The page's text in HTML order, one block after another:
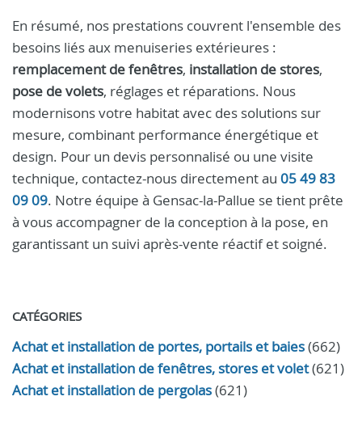
En résumé, nos prestations couvrent l'ensemble des
besoins liés aux menuiseries extérieures :
remplacement de fenêtres, installation de stores,
pose de volets, réglages et réparations. Nous
modernisons votre habitat avec des solutions sur
mesure, combinant performance énergétique et
design. Pour un devis personnalisé ou une visite
technique, contactez-nous directement au 05 49 83
09 09. Notre équipe à Gensac-la-Pallue se tient prête
à vous accompagner de la conception à la pose, en
garantissant un suivi après-vente réactif et soigné.
CATÉGORIES
Achat et installation de portes, portails et baies(662)
Achat et installation de fenêtres, stores et volet(621)
Achat et installation de pergolas(621)